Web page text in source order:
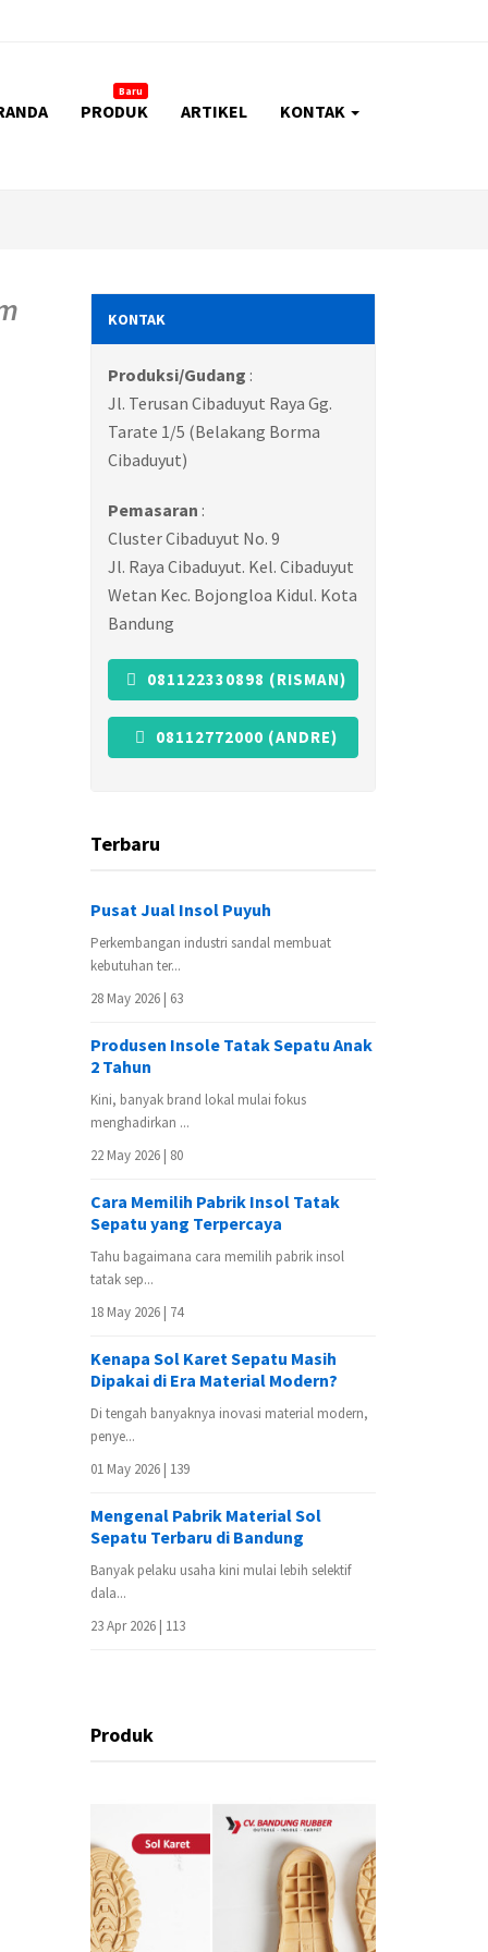
PRODUK
Baru
ARTIKEL KONTAK
KONTAK
Produksi/Gudang :
Jl. Terusan Cibaduyut Raya Gg.
Tarate 1/5 (Belakang Borma
Cibaduyut)
Pemasaran :
Cluster Cibaduyut No. 9
Jl. Raya Cibaduyut. Kel. Cibaduyut
Wetan Kec. Bojongloa Kidul. Kota
Bandung
081122330898 (RISMAN)
08112772000 (ANDRE)
Terbaru
Pusat Jual Insol Puyuh
Perkembangan industri sandal membuat
kebutuhan ter...
28 May 2026 | 63
Produsen Insole Tatak Sepatu Anak
2 Tahun
Kini, banyak brand lokal mulai fokus
menghadirkan ...
22 May 2026 | 80
Cara Memilih Pabrik Insol Tatak
Sepatu yang Terpercaya
Tahu bagaimana cara memilih pabrik insol
tatak sep...
18 May 2026 | 74
Kenapa Sol Karet Sepatu Masih
Dipakai di Era Material Modern?
Di tengah banyaknya inovasi material modern,
penye...
01 May 2026 | 139
Mengenal Pabrik Material Sol
Sepatu Terbaru di Bandung
Banyak pelaku usaha kini mulai lebih selektif
dala...
23 Apr 2026 | 113
Produk